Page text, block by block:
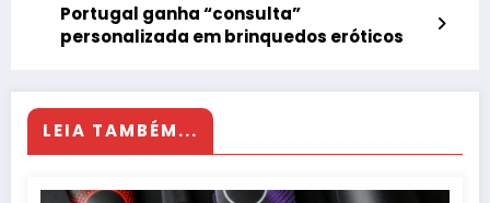
Portugal ganha “consulta”
personalizada em brinquedos eróticos
LEIA TAMBÉM...